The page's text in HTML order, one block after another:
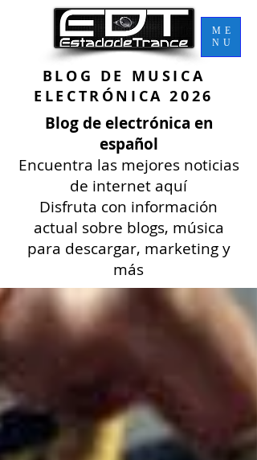
ME
NU
BLOG DE MU SICA
ELECTRÓNICA 2026
Blog de electrónica en
español
Encuentra las mejores noticias
de internet aquí
Disfruta con información
actual sobre blogs, música
para descargar, marketing y
más